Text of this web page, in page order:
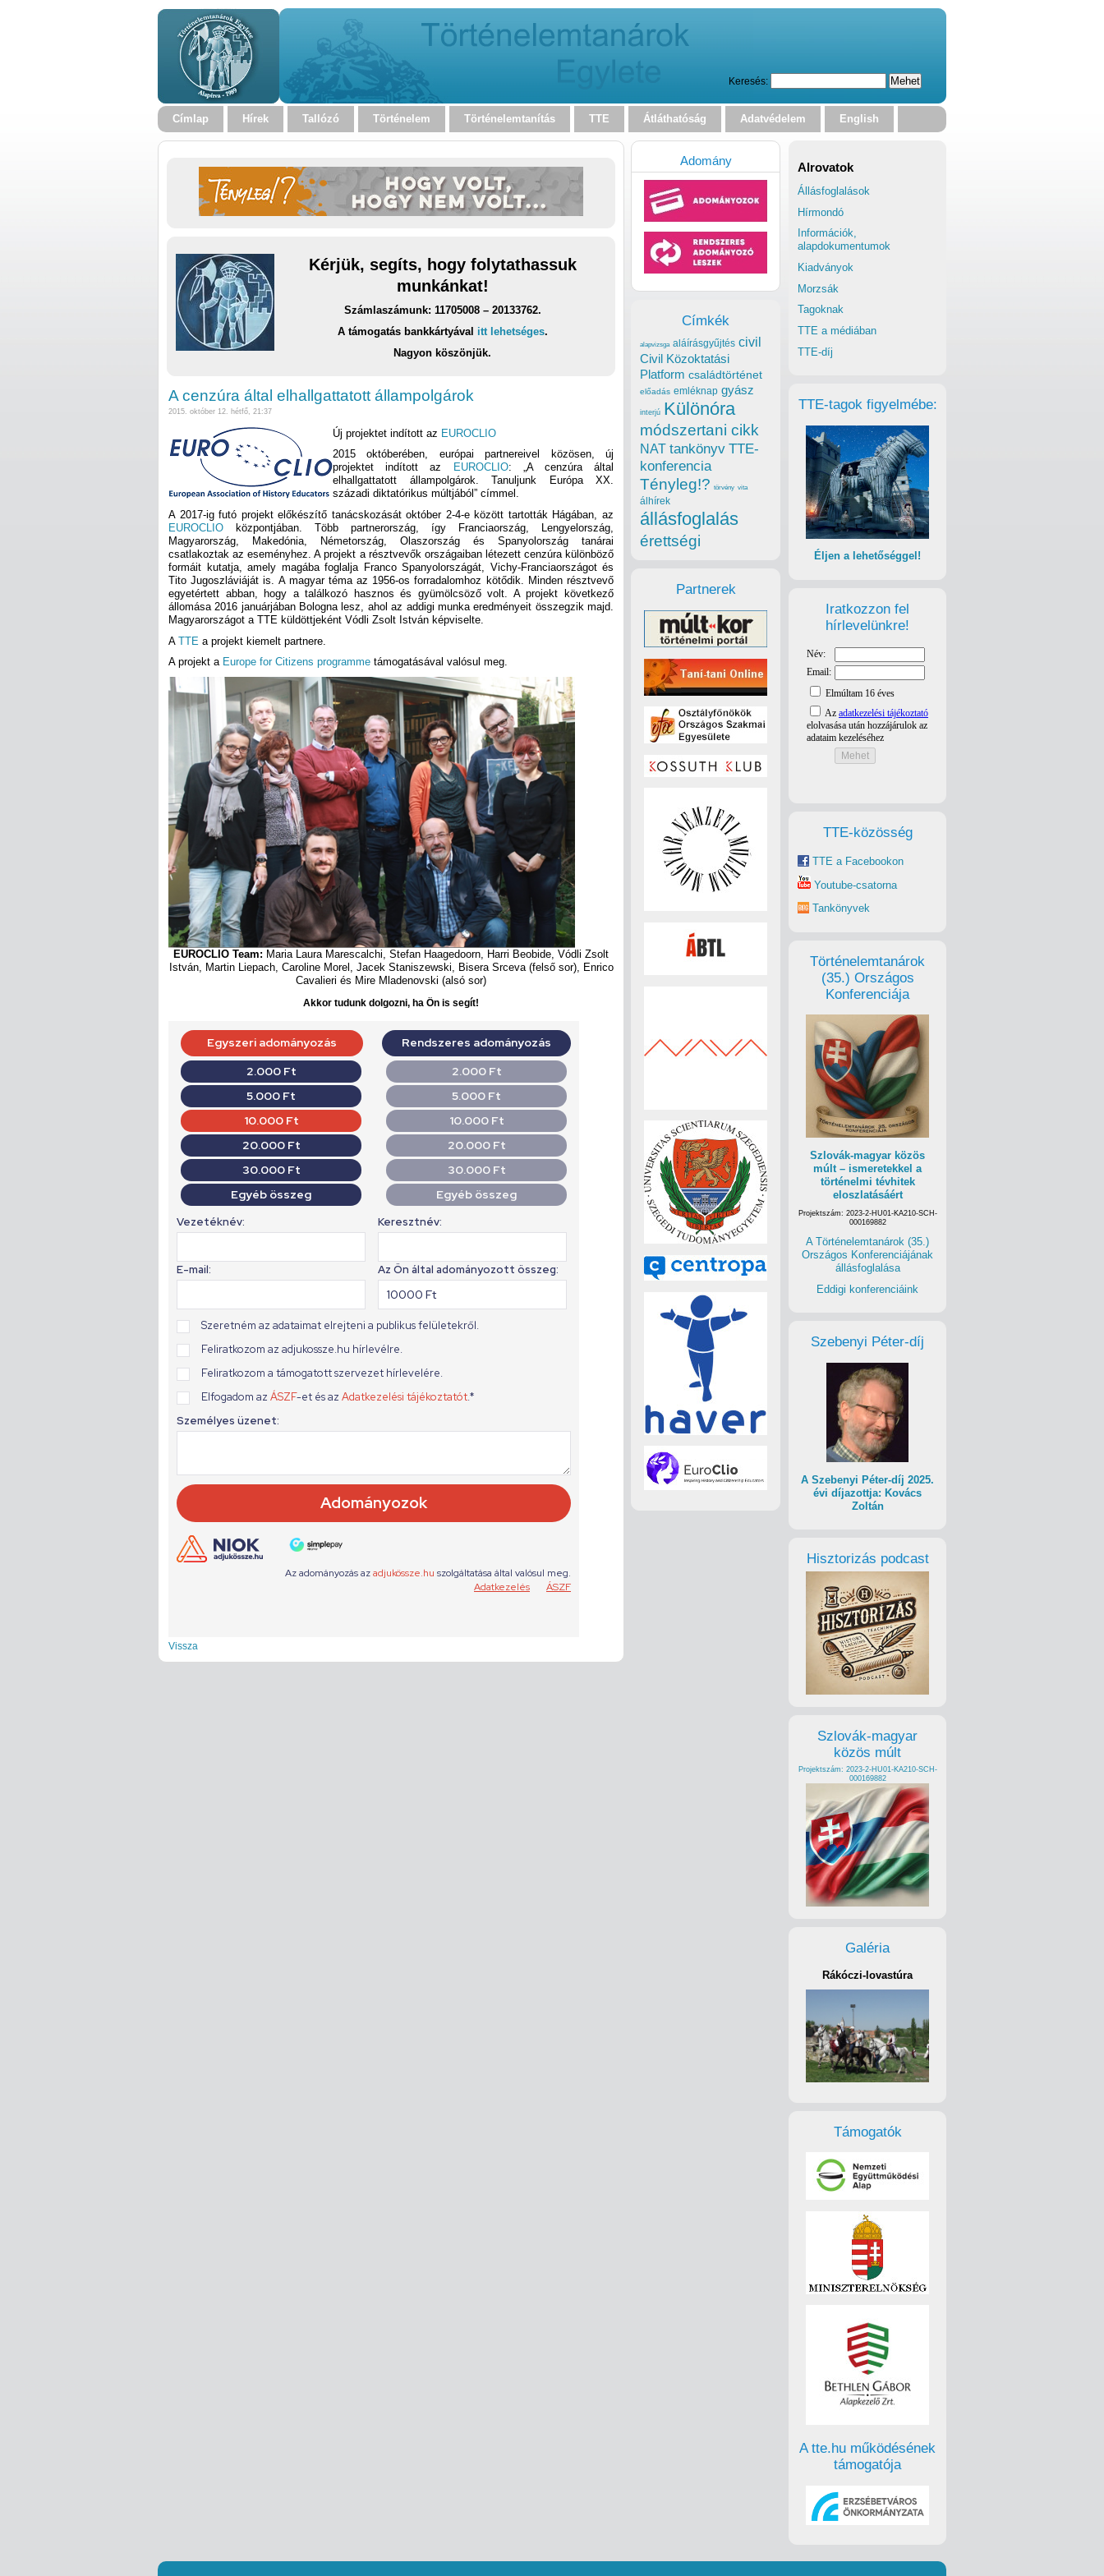
Keresés:
Címlap Hírek Tallózó Történelem Történelemtanítás TTE Átláthatóság Adatvédelem English
Kérjük, segíts, hogy folytathassuk
munkánkat!
Számlaszámunk: 11705008 – 20133762.
A támogatás bankkártyával itt lehetséges.
Nagyon köszönjük.
A cenzúra által elhallgattatott állampolgárok
2015. október 12. hétfő, 21:37
Új projektet indított az EUROCLIO
2015 októberében, európai partnereivel közösen, új
projektet indított az
EUROCLIO: „A cenzúra által
elhallgattatott állampolgárok. Tanuljunk Európa XX.
századi diktatórikus múltjából” címmel.
A 2017-ig futó projekt előkészítő tanácskozását október 2-4-e között tartották Hágában, az
EUROCLIO központjában. Több partnerország, így Franciaország, Lengyelország,
Magyarország, Makedónia, Németország, Olaszország és Spanyolország tanárai
csatlakoztak az eseményhez. A projekt a résztvevők országaiban létezett cenzúra különböző
formáit kutatja, amely magába foglalja Franco Spanyolországát, Vichy-Franciaországot és
Tito Jugoszláviáját is. A magyar téma az 1956-os forradalomhoz kötődik. Minden résztvevő
egyetértett abban, hogy a találkozó hasznos és gyümölcsöző volt. A projekt következő
állomása 2016 januárjában Bologna lesz, ahol az addigi munka eredményeit összegzik majd.
Magyarországot a TTE küldöttjeként Vódli Zsolt István képviselte.
A TTE a projekt kiemelt partnere.
A projekt a Europe for Citizens programme támogatásával valósul meg.
EUROCLIO Team: Maria Laura Marescalchi, Stefan Haagedoorn, Harri Beobide, Vódli Zsolt
István, Martin Liepach, Caroline Morel, Jacek Staniszewski, Bisera Srceva (felső sor), Enrico
Cavalieri és Mire Mladenovski (alsó sor)
Akkor tudunk dolgozni, ha Ön is segít!
Vissza
Alrovatok
Állásfoglalások
Hírmondó
Információk,
alapdokumentumok
Kiadványok
Morzsák
Tagoknak
TTE a médiában
TTE-díj
TTE-tagok figyelmébe:
Éljen a lehetőséggel!
Iratkozzon fel
hírlevelünkre!
TTE-közösség
TTE a Facebookon
Youtube-csatorna
Tankönyvek
Történelemtanárok
(35.) Országos
Konferenciája
Szlovák-magyar közös
múlt – ismeretekkel a
történelmi tévhitek
eloszlatásáért
Projektszám: 2023-2-HU01-KA210-SCH-
000169882
A Történelemtanárok (35.)
Országos Konferenciájának
állásfoglalása
Eddigi konferenciáink
Szebenyi Péter-díj
A Szebenyi Péter-díj 2025.
évi díjazottja: Kovács
Zoltán
Hisztorizás podcast
Szlovák-magyar
közös múlt
Projektszám: 2023-2-HU01-KA210-SCH-
000169882
Galéria
Rákóczi-lovastúra
Támogatók
A tte.hu működésének
támogatója
Adomány
Címkék
alapvizsga aláírásgyűjtés civil
Civil Közoktatási
Platform családtörténet
előadás emléknap gyász
interjú Különóra
módszertani cikk
NAT tankönyv TTE-
konferencia
Tényleg!? törvény vita
álhírek
állásfoglalás
érettségi
Partnerek